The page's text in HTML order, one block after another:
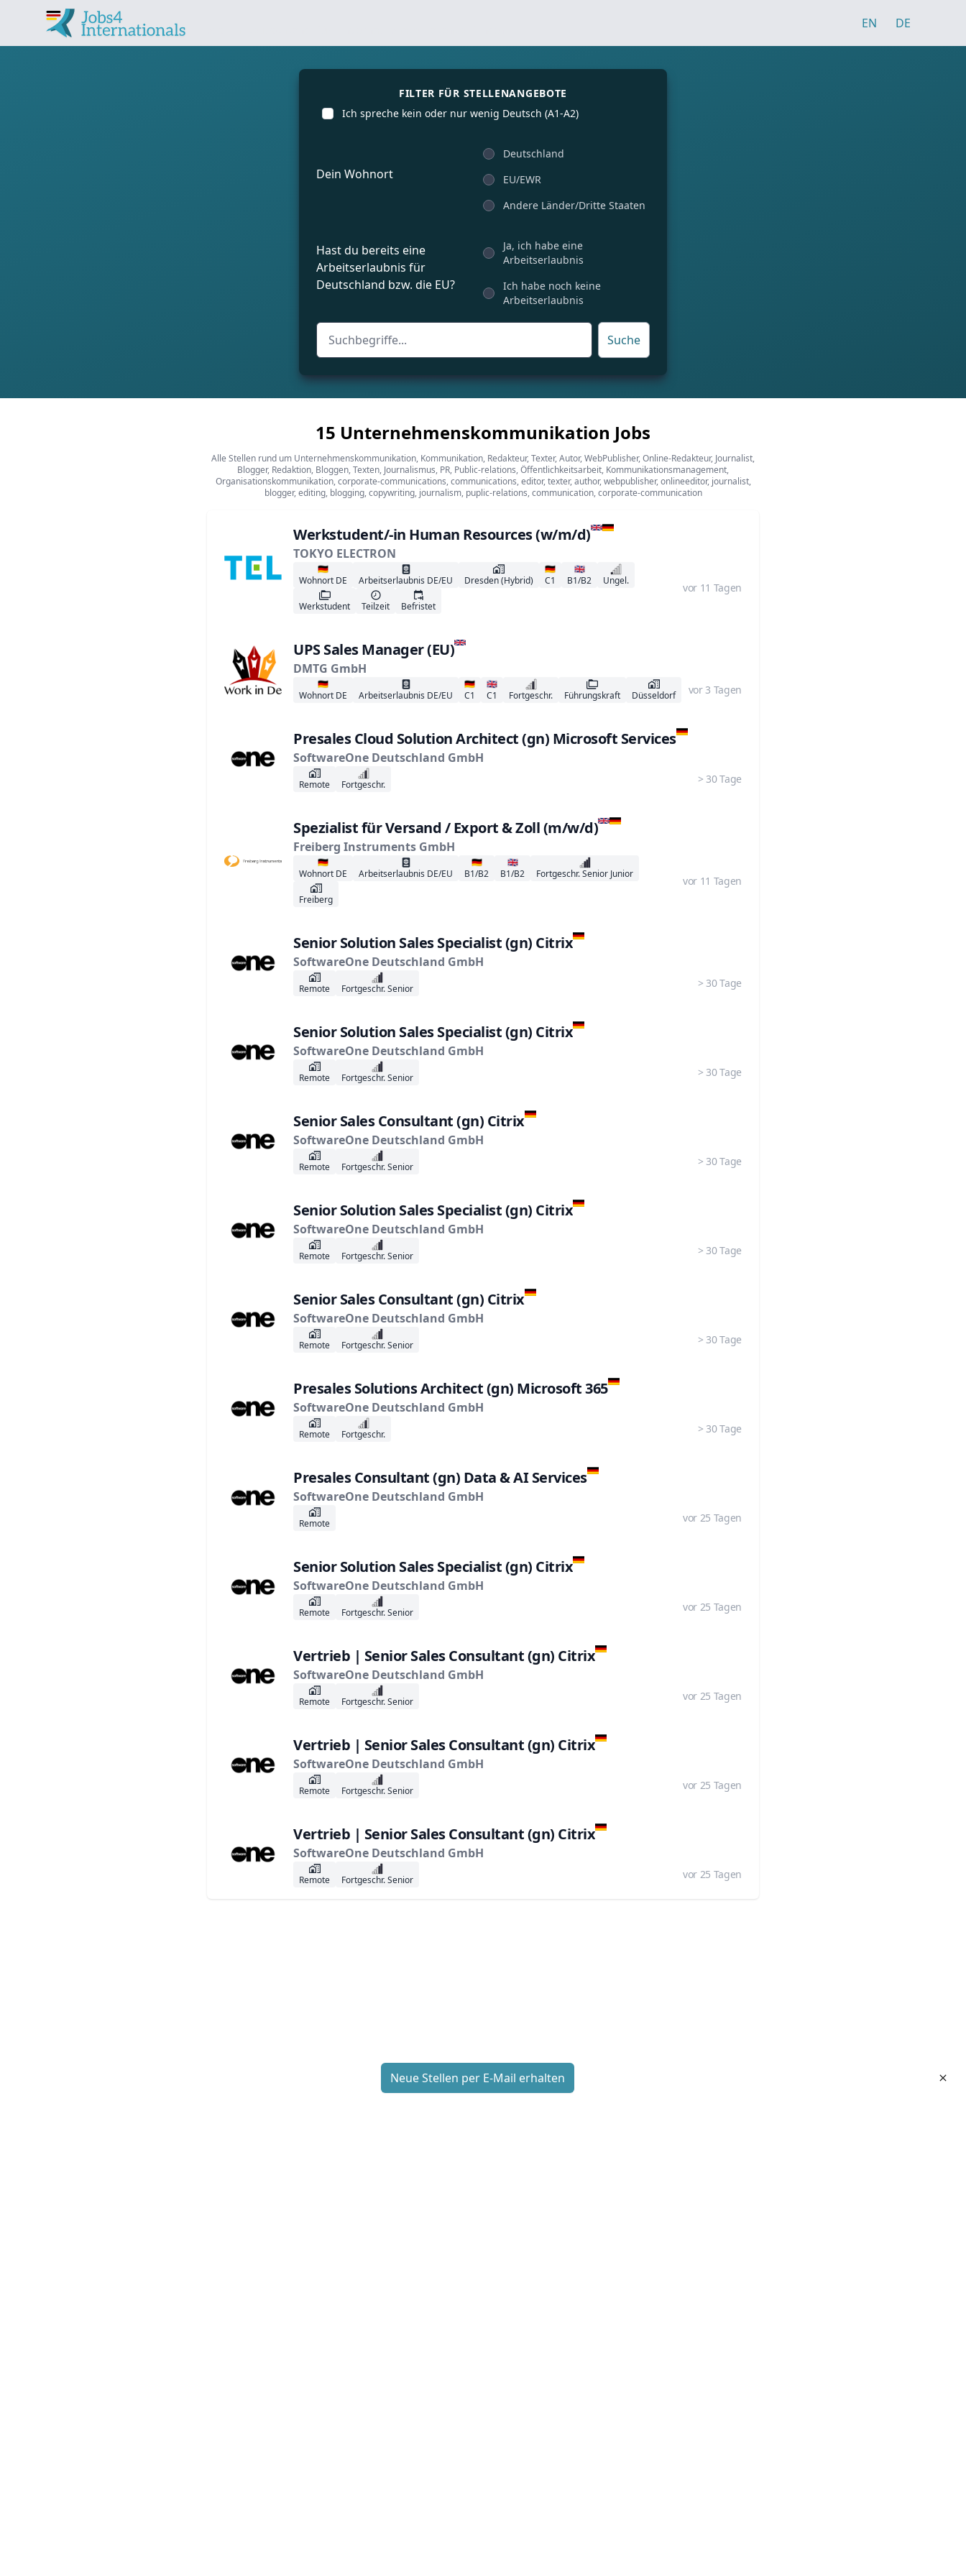
EN DE
FILTER FÜR STELLENANGEBOTE
Ich spreche kein oder nur wenig Deutsch (A1-A2)
Dein Wohnort
Deutschland
EU/EWR
Andere Länder/Dritte Staaten
Hast du bereits eine
Arbeitserlaubnis für
Deutschland bzw. die EU?
Ja, ich habe eine
Arbeitserlaubnis
Ich habe noch keine
Arbeitserlaubnis
Suche
15 Unternehmenskommunikation Jobs
Alle Stellen rund um Unternehmenskommunikation, Kommunikation, Redakteur, Texter, Autor, WebPublisher, Online-Redakteur, Journalist,
Blogger, Redaktion, Bloggen, Texten, Journalismus, PR, Public-relations, Öffentlichkeitsarbeit, Kommunikationsmanagement,
Organisationskommunikation, corporate-communications, communications, editor, texter, author, webpublisher, onlineeditor, journalist,
blogger, editing, blogging, copywriting, journalism, puplic-relations, communication, corporate-communication
Werkstudent/-in Human Resources (w/m/d)
TOKYO ELECTRON
🇩🇪
Wohnort DE
Arbeitserlaubnis DE/EU Dresden (Hybrid)
🇩🇪
C1
🇬🇧
B1/B2
Ungel.
Werkstudent Teilzeit Befristet
vor 11 Tagen
UPS Sales Manager (EU)
DMTG GmbH
🇩🇪
Wohnort DE
Arbeitserlaubnis DE/EU
🇩🇪
C1
🇬🇧
C1
Fortgeschr. Führungskraft Düsseldorf vor 3 Tagen
Presales Cloud Solution Architect (gn) Microsoft Services
SoftwareOne Deutschland GmbH
Remote Fortgeschr. > 30 Tage
Spezialist für Versand / Export & Zoll (m/w/d)
Freiberg Instruments GmbH
🇩🇪
Wohnort DE
Arbeitserlaubnis DE/EU
🇩🇪
B1/B2
🇬🇧
B1/B2
Fortgeschr. Senior Junior
Freiberg
vor 11 Tagen
Senior Solution Sales Specialist (gn) Citrix
SoftwareOne Deutschland GmbH
Remote Fortgeschr. Senior > 30 Tage
Senior Solution Sales Specialist (gn) Citrix
SoftwareOne Deutschland GmbH
Remote Fortgeschr. Senior > 30 Tage
Senior Sales Consultant (gn) Citrix
SoftwareOne Deutschland GmbH
Remote Fortgeschr. Senior > 30 Tage
Senior Solution Sales Specialist (gn) Citrix
SoftwareOne Deutschland GmbH
Remote Fortgeschr. Senior > 30 Tage
Senior Sales Consultant (gn) Citrix
SoftwareOne Deutschland GmbH
Remote Fortgeschr. Senior > 30 Tage
Presales Solutions Architect (gn) Microsoft 365
SoftwareOne Deutschland GmbH
Remote Fortgeschr. > 30 Tage
Presales Consultant (gn) Data & AI Services
SoftwareOne Deutschland GmbH
Remote vor 25 Tagen
Senior Solution Sales Specialist (gn) Citrix
SoftwareOne Deutschland GmbH
Remote Fortgeschr. Senior vor 25 Tagen
Vertrieb | Senior Sales Consultant (gn) Citrix
SoftwareOne Deutschland GmbH
Remote Fortgeschr. Senior vor 25 Tagen
Vertrieb | Senior Sales Consultant (gn) Citrix
SoftwareOne Deutschland GmbH
Remote Fortgeschr. Senior vor 25 Tagen
Vertrieb | Senior Sales Consultant (gn) Citrix
SoftwareOne Deutschland GmbH
Remote Fortgeschr. Senior vor 25 Tagen
Neue Stellen per E-Mail erhalten